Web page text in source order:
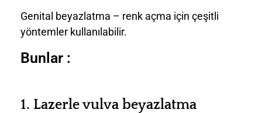
Genital beyazlatma – renk açma için çeşitli
yöntemler kullanılabilir.
Bunlar :
1. Lazerle vulva beyazlatma